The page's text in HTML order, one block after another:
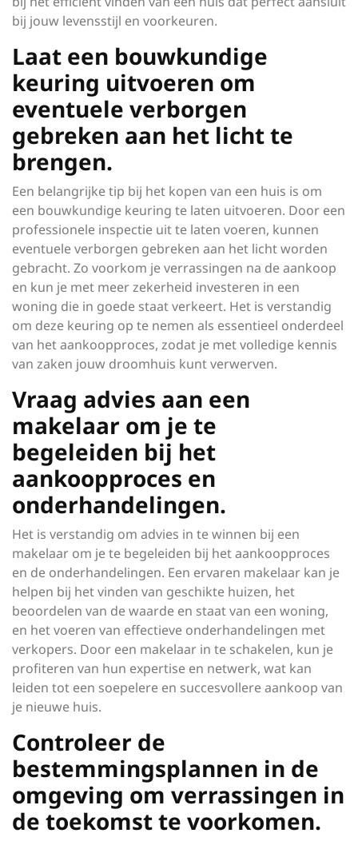
bij jouw levensstijl en voorkeuren.
Laat een bouwkundige
keuring uitvoeren om
eventuele verborgen
gebreken aan het licht te
brengen.
Een belangrijke tip bij het kopen van een huis is om
een bouwkundige keuring te laten uitvoeren. Door een
professionele inspectie uit te laten voeren, kunnen
eventuele verborgen gebreken aan het licht worden
gebracht. Zo voorkom je verrassingen na de aankoop
en kun je met meer zekerheid investeren in een
woning die in goede staat verkeert. Het is verstandig
om deze keuring op te nemen als essentieel onderdeel
van het aankoopproces, zodat je met volledige kennis
van zaken jouw droomhuis kunt verwerven.
Vraag advies aan een
makelaar om je te
begeleiden bij het
aankoopproces en
onderhandelingen.
Het is verstandig om advies in te winnen bij een
makelaar om je te begeleiden bij het aankoopproces
en de onderhandelingen. Een ervaren makelaar kan je
helpen bij het vinden van geschikte huizen, het
beoordelen van de waarde en staat van een woning,
en het voeren van effectieve onderhandelingen met
verkopers. Door een makelaar in te schakelen, kun je
profiteren van hun expertise en netwerk, wat kan
leiden tot een soepelere en succesvollere aankoop van
je nieuwe huis.
Controleer de
bestemmingsplannen in de
omgeving om verrassingen in
de toekomst te voorkomen.